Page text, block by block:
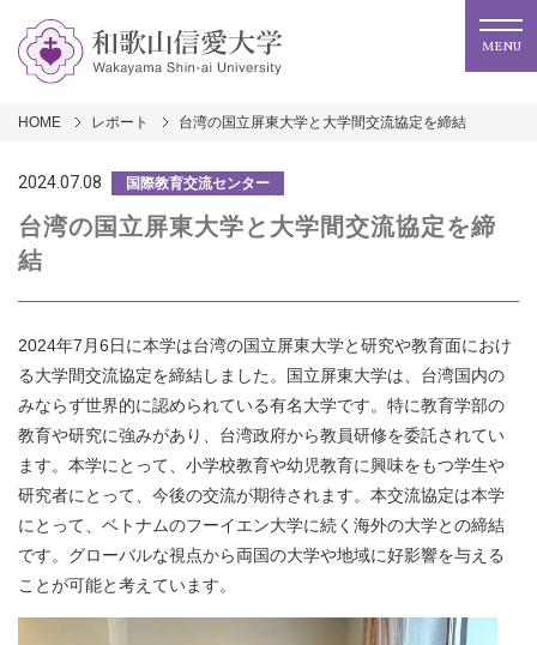
MENU
HOME レポート 台湾の国立屏東大学と大学間交流協定を締結
2024.07.08 国際教育交流センター
台湾の国立屏東大学と大学間交流協定を締
結
2024年7月6日に本学は台湾の国立屏東大学と研究や教育面におけ
る大学間交流協定を締結しました。国立屏東大学は、台湾国内の
みならず世界的に認められている有名大学です。 特に教育学部の
教育や研究に強みがあり、台湾政府から教員研修を委託されてい
ます。 本学にとって、小学校教育や幼児教育に興味をもつ学生や
研究者にとって、 今後の交流が期待されます。 本交流協定は本学
にとって、ベトナムのフーイエン大学に続く 海外の大学との締結
です。 グローバルな視点から両国の大学や地域に好影響を与える
ことが可能と考えています。